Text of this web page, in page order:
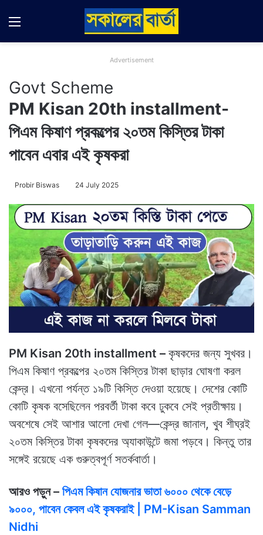
Menu
Advertisement
Govt Scheme
PM Kisan 20th installment-
পিএম কিষাণ প্রকল্পের ২০তম কিস্তির টাকা
পাবেন এবার এই কৃষকরা
Probir Biswas 24 July 2025
PM Kisan 20th installment – কৃষকদের জন্য সুখবর।
পিএম কিষাণ প্রকল্পের ২০তম কিস্তির টাকা ছাড়ার ঘোষণা করল
কেন্দ্র। এখনো পর্যন্ত ১৯টি কিস্তি দেওয়া হয়েছে। দেশের কোটি
কোটি কৃষক বসেছিলেন পরবর্তী টাকা কবে ঢুকবে সেই প্রতীক্ষায়।
অবশেষে সেই আশার আলো দেখা গেল—কেন্দ্র জানাল, খুব শীঘ্রই
২০তম কিস্তির টাকা কৃষকদের অ্যাকাউন্টে জমা পড়বে। কিন্তু তার
সঙ্গেই রয়েছে এক গুরুত্বপূর্ণ সতর্কবার্তা।
আরও পড়ুন – পিএম কিষান যোজনার ভাতা ৬০০০ থেকে বেড়ে
৯০০০, পাবেন কেবল এই কৃষকরাই | PM-Kisan Samman
Nidhi